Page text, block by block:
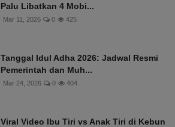
Palu Libatkan 4 Mobi...
Mar 11, 2026 0 425
Tanggal Idul Adha 2026: Jadwal Resmi
Pemerintah dan Muh...
Mar 24, 2026 0 404
Viral Video Ibu Tiri vs Anak Tiri di Kebun